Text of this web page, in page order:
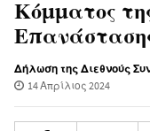
Κόμματος
Δήλωση της Διεθνούς
14 Απρίλιος 2024